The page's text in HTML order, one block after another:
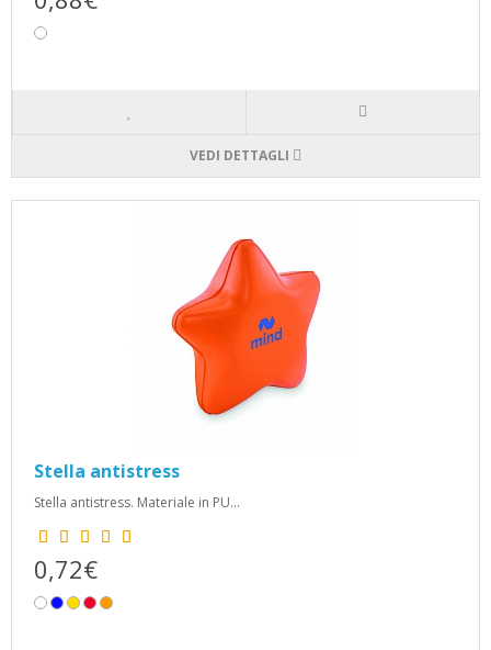
VEDI DETTAGLI
Stella antistress
Stella antistress. Materiale in PU...
0,72€